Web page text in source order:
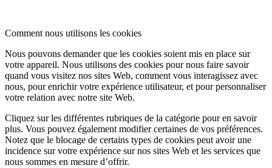
Comment nous utilisons les cookies
Nous pouvons demander que les cookies soient mis en place sur
votre appareil. Nous utilisons des cookies pour nous faire savoir
quand vous visitez nos sites Web, comment vous interagissez avec
nous, pour enrichir votre expérience utilisateur, et pour personnaliser
votre relation avec notre site Web.
Cliquez sur les différentes rubriques de la catégorie pour en savoir
plus. Vous pouvez également modifier certaines de vos préférences.
Notez que le blocage de certains types de cookies peut avoir une
incidence sur votre expérience sur nos sites Web et les services que
nous sommes en mesure d’offrir.